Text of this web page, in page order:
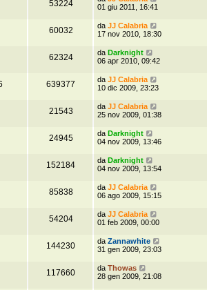
53224
01 giu 2011, 16:41
60032 da JJ Calabria
17 nov 2010, 18:30
62324 da Darknight
06 apr 2010, 09:42
639377 da JJ Calabria
10 dic 2009, 23:23
21543 da JJ Calabria
25 nov 2009, 01:38
24945 da Darknight
04 nov 2009, 13:46
152184 da Darknight
04 nov 2009, 13:54
85838 da JJ Calabria
06 ago 2009, 15:15
54204 da JJ Calabria
01 feb 2009, 00:00
144230 da Zannawhite
31 gen 2009, 23:03
117660 da Thowas
28 gen 2009, 21:08